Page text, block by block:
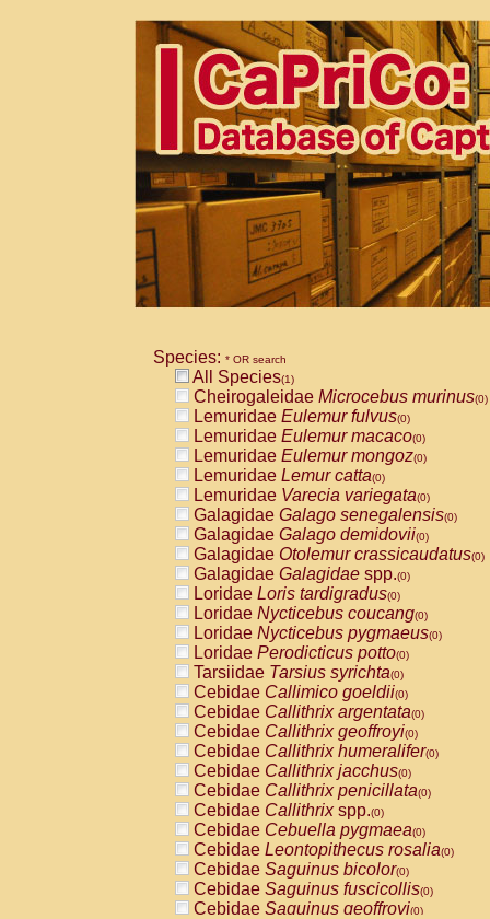
Species: * OR search
All Species(1)
Cheirogaleidae Microcebus murinus(0)
Lemuridae Eulemur fulvus(0)
Lemuridae Eulemur macaco(0)
Lemuridae Eulemur mongoz(0)
Lemuridae Lemur catta(0)
Lemuridae Varecia variegata(0)
Galagidae Galago senegalensis(0)
Galagidae Galago demidovii(0)
Galagidae Otolemur crassicaudatus(0)
Galagidae Galagidae spp.(0)
Loridae Loris tardigradus(0)
Loridae Nycticebus coucang(0)
Loridae Nycticebus pygmaeus(0)
Loridae Perodicticus potto(0)
Tarsiidae Tarsius syrichta(0)
Cebidae Callimico goeldii(0)
Cebidae Callithrix argentata(0)
Cebidae Callithrix geoffroyi(0)
Cebidae Callithrix humeralifer(0)
Cebidae Callithrix jacchus(0)
Cebidae Callithrix penicillata(0)
Cebidae Callithrixspp.(0)
Cebidae Cebuella pygmaea(0)
Cebidae Leontopithecus rosalia(0)
Cebidae Saguinus bicolor(0)
Cebidae Saguinus fuscicollis(0)
Cebidae Saguinus geoffroyi(0)